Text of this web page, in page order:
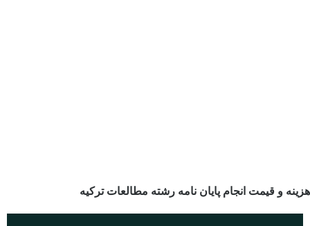
هزینه و قیمت انجام پایان نامه رشته مطالعات ترکیه